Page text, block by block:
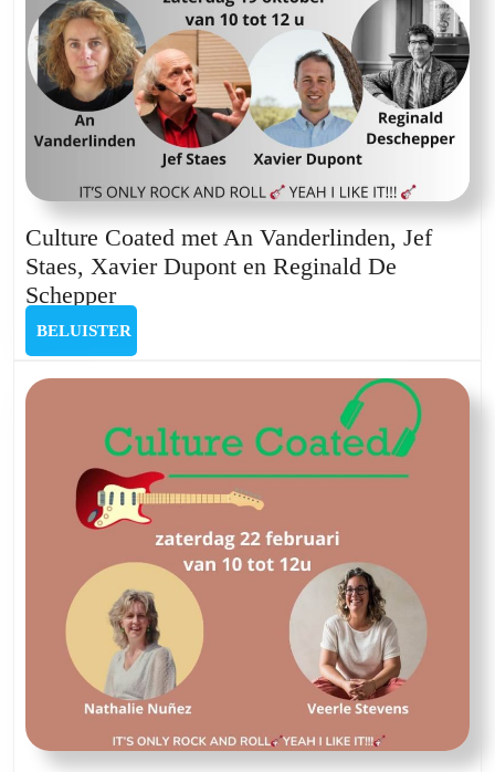
Culture Coated met An Vanderlinden, Jef
Staes, Xavier Dupont en Reginald De
SchepperCulture
Coated
met
An
Jef
Staes,
Xavier
Dupont
Reginald
De
Schepper
BELUISTER